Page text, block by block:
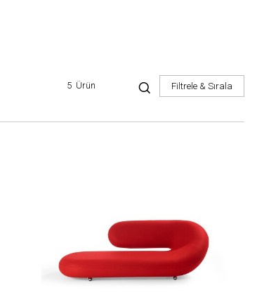
Filtrele & Sırala
5 Ürün